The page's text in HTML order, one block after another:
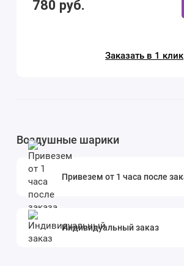
780 руб.
Заказать в 1 клик
Воздушные шарики
Привезем от 1 часа после
Индивидуальный заказ